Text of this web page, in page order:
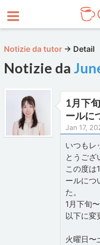
Notizie da tutor → Detail
Notizie da
1月下
ールに
Jan 17,
いつもレ
とうござ
この度は
ールにつ
た。
1月下旬
以下に変
火曜日〜